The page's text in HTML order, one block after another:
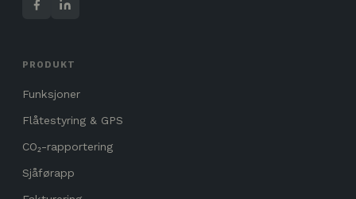
PRODUKT
Funksjoner
Flåtestyring & GPS
CO₂-rapportering
Sjåførapp